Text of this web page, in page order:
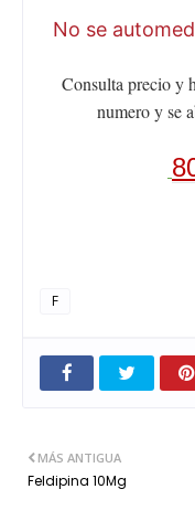
No se
Consulta precio y
numero y se
F
MÁS ANTIGUA
Feldipina 10Mg